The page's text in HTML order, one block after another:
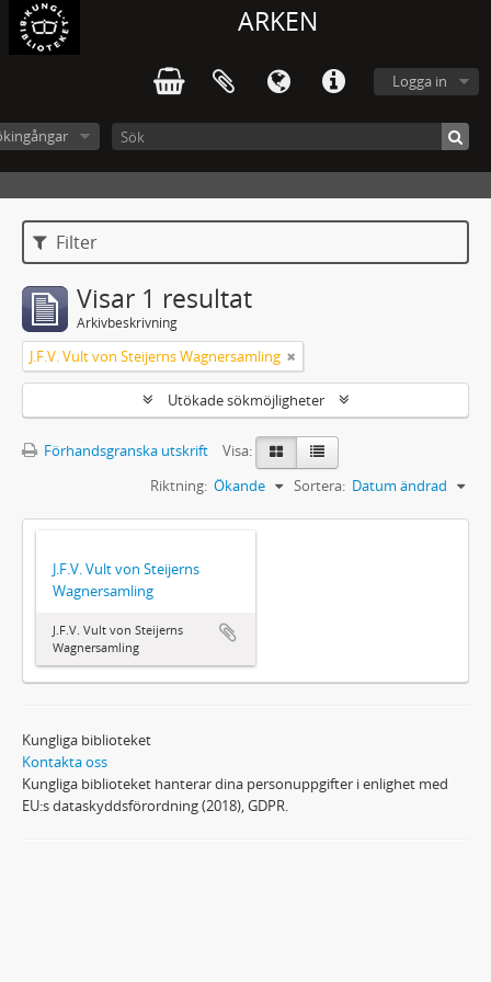
ARKEN
Logga in
Filter
Visar 1 resultat
Arkivbeskrivning
J.F.V. Vult von Steijerns Wagnersamling
Utökade sökmöjligheter
Förhandsgranska utskrift
Visa:
Sortera: Datum ändrad
Riktning: Ökande
J.F.V. Vult von Steijerns
Wagnersamling
J.F.V. Vult von Steijerns
Wagnersamling
Kungliga biblioteket
Kontakta oss
Kungliga biblioteket hanterar dina personuppgifter i enlighet med
EU:s dataskyddsförordning (2018), GDPR.